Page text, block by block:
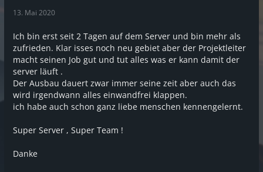
13. Mai 2020
Ich bin erst seit 2 Tagen auf dem Server und bin mehr als
zufrieden. Klar isses noch neu gebiet aber der Projektleiter
macht seinen Job gut und tut alles was er kann damit der
server läuft .
Der Ausbau dauert zwar immer seine zeit aber auch das
wird irgendwann alles einwandfrei klappen.
ich habe auch schon ganz liebe menschen kennengelernt.
Super Server , Super Team !
Danke